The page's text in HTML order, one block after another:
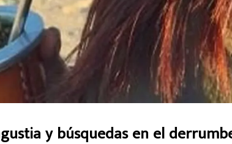
y búsquedas en el